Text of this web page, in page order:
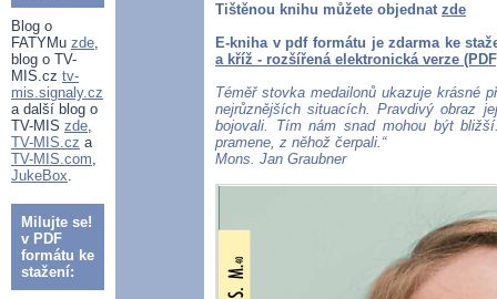
Blog o
FATYMu zde,
blog o TV-
MIS.cz tv-
mis.signaly.cz
a další blog o
TV-MIS zde,
TV-MIS.cz a
TV-MIS.com,
JukeBox.
Milujte se!
v PDF
formátu ke
stažení:
Tištěnou knihu můžete objednat zde
E-kniha v pdf formátu je zdarma ke
a kříž - rozšířená elektronická verze
Téměř stovka medailonů ukazuje krásné
nejrůznějších situacích. Pravdivý obraz
bojovali. Tím nám snad mohou být
pramene, z něhož čerpali.“
Mons. Jan Graubner